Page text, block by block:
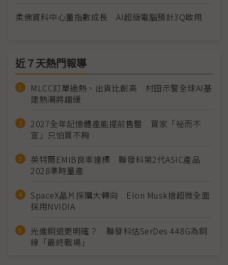
柔佛資料中心量指數成長 AI超級電腦預計3Q啟用
近７天熱門報導
MLCC訂單過熱、出貨比創高 村田示警全球AI基
建熱潮將趨緩
2027全年記憶體產能提前售罄 買家「祕而不
宣」只怕買不夠
英特爾EMIB良率達標 聯發科第2代ASIC產品
2028準時量產
SpaceX晶片採購大轉向 Elon Musk捨超微全面
採用NVIDIA
光進銅退更明確？ 聯發科估SerDes 448G為銅
線「最終戰場」